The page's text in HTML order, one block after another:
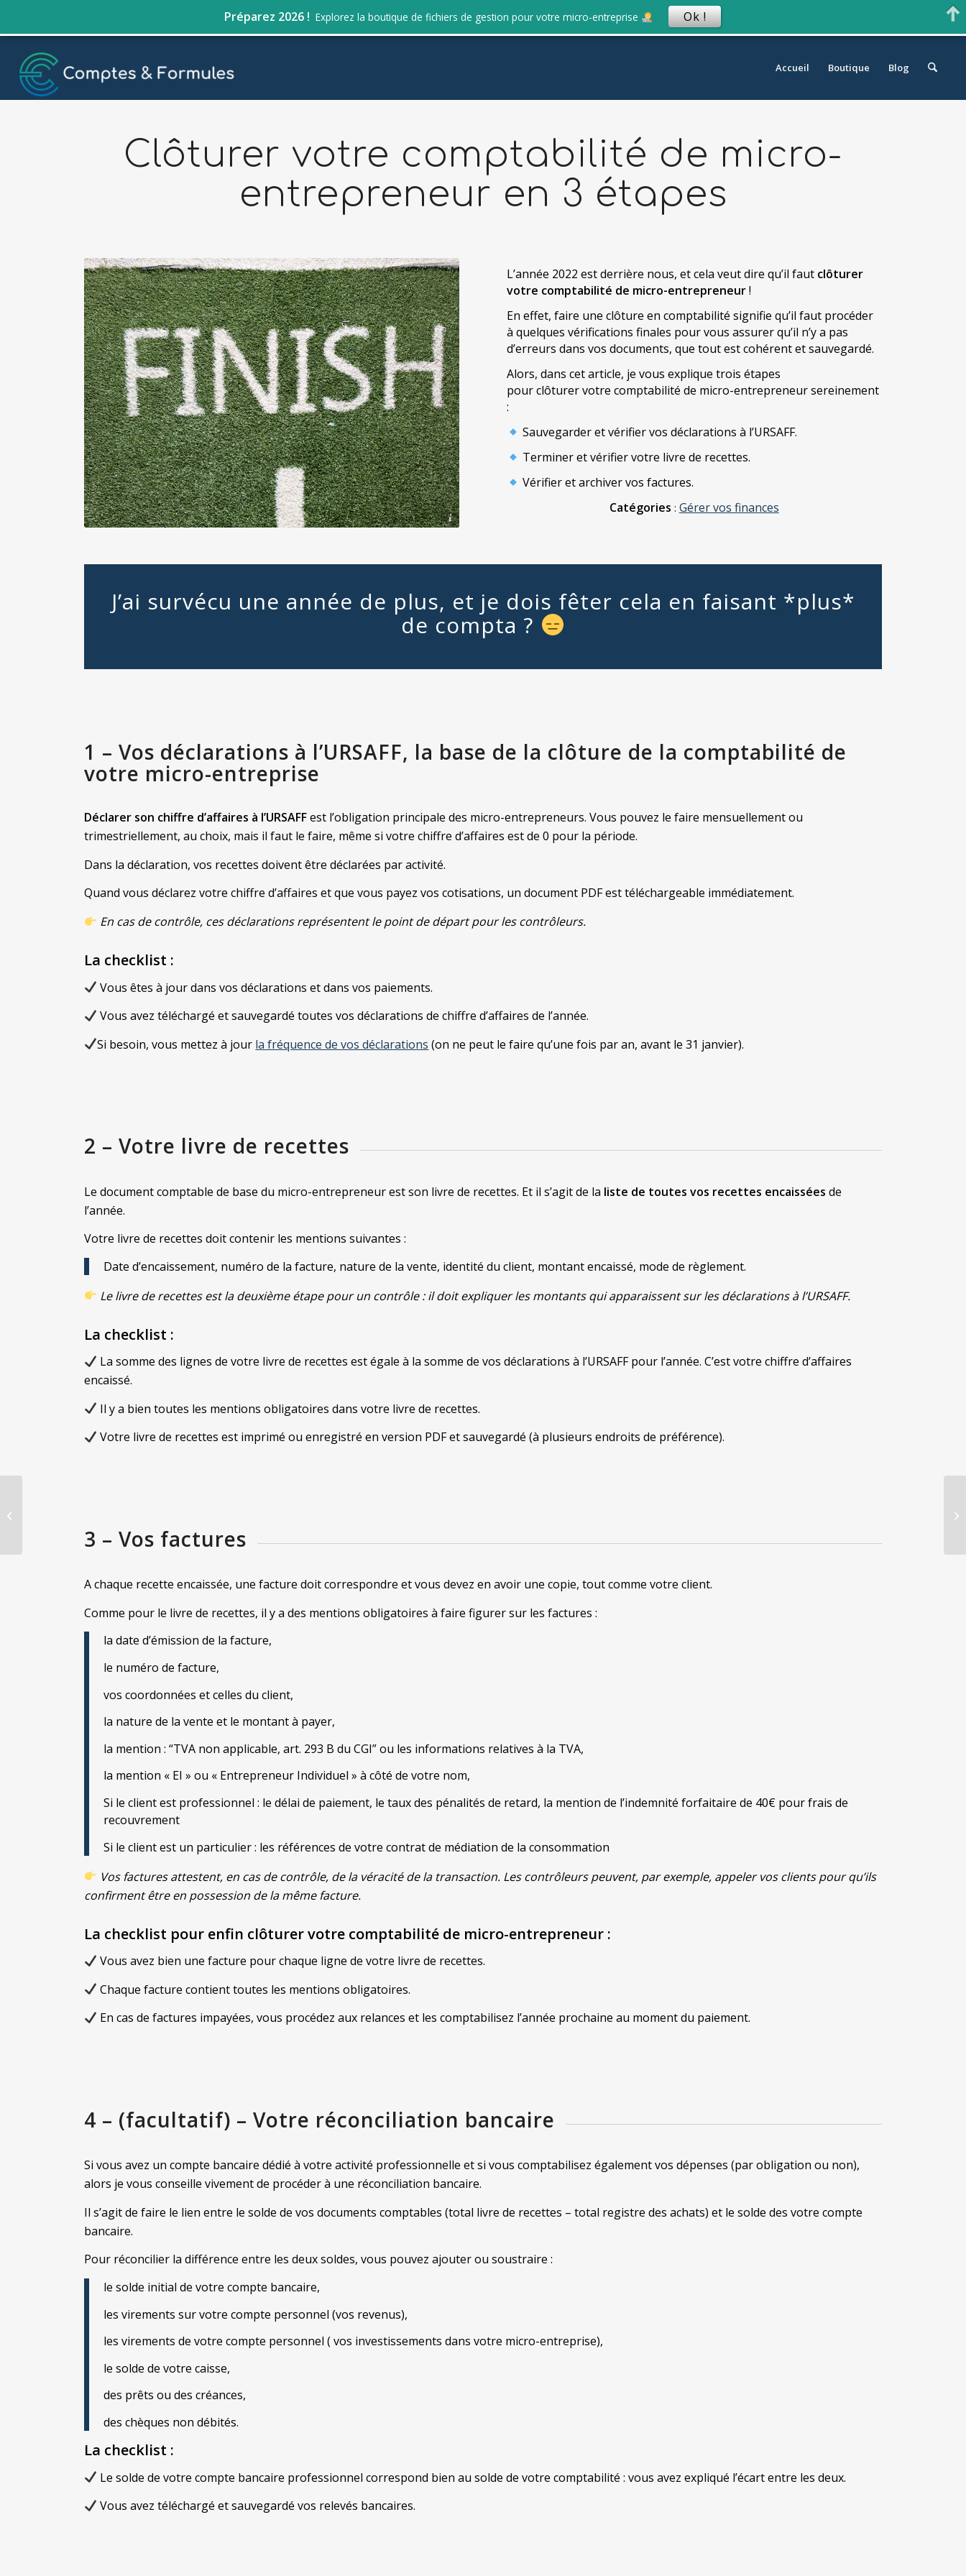
Accueil Boutique Blog
Clôturer votre comptabilité de micro-
entrepreneur en 3 étapes
a>
L’année 2022 est derrière nous, et cela veut dire qu’il faut clôturer
votre comptabilité de micro-entrepreneur!
En effet, faire une clôture en comptabilité signifie qu’il faut procéder
à quelques vérifications finales pour vous assurer qu’il n’y a pas
d’erreurs dans vos documents, que tout est cohérent et sauvegardé.
Alors, dans cet article, je vous explique trois étapes
pour clôturer votre comptabilité de micro-entrepreneur sereinement
:
Sauvegarder et vérifier vos déclarations à l’URSAFF.
Terminer et vérifier votre livre de recettes.
Vérifier et archiver vos factures.
Catégories : Gérer vos finances
J’ai survécu une année de plus, et je dois fêter cela en faisant *plus*
de compta ?
1 – Vos déclarations à l’URSAFF, la base de la clôture de la comptabilité de
votre micro-entreprise
Déclarer son chiffre d’affaires à l’URSAFFest l’obligation principale des micro-entrepreneurs. Vous pouvez le faire mensuellement ou
trimestriellement, au choix, mais il faut le faire, même si votre chiffre d’affaires est de 0 pour la période.
Dans la déclaration, vos recettes doivent être déclarées par activité.
Quand vous déclarez votre chiffre d’affaires et que vous payez vos cotisations, un document PDF est téléchargeable immédiatement.
En cas de contrôle, ces déclarations représentent le point de départ pour les contrôleurs.
La checklist :
Vous êtes à jour dans vos déclarations et dans vos paiements.
Vous avez téléchargé et sauvegardé toutes vos déclarations de chiffre d’affaires de l’année.
Si besoin, vous mettez à jour la fréquence de vos déclarations (on ne peut le faire qu’une fois par an, avant le 31 janvier).
2 – Votre livre de recettes
Le document comptable de base du micro-entrepreneur est son livre de recettes. Et il s’agit de la liste de toutes vos recettes encaissées de
l’année.
Votre livre de recettes doit contenir les mentions suivantes :
Date d’encaissement, numéro de la facture, nature de la vente, identité du client, montant encaissé, mode de règlement.
Le livre de recettes est la deuxième étape pour un contrôle : il doit expliquer les montants qui apparaissent sur les déclarations à l’URSAFF.
La checklist :
La somme des lignes de votre livre de recettes est égale à la somme de vos déclarations à l’URSAFF pour l’année. C’est votre chiffre d’affaires
encaissé.
Il y a bien toutes les mentions obligatoires dans votre livre de recettes.
Votre livre de recettes est imprimé ou enregistré en version PDF et sauvegardé (à plusieurs endroits de préférence).
3 – Vos factures
A chaque recette encaissée, une facture doit correspondre et vous devez en avoir une copie, tout comme votre client.
Comme pour le livre de recettes, il y a des mentions obligatoires à faire figurer sur les factures :
la date d’émission de la facture,
le numéro de facture,
vos coordonnées et celles du client,
la nature de la vente et le montant à payer,
la mention : “TVA non applicable, art. 293 B du CGI” ou les informations relatives à la TVA,
la mention « EI » ou « Entrepreneur Individuel » à côté de votre nom,
Si le client est professionnel : le délai de paiement, le taux des pénalités de retard, la mention de l’indemnité forfaitaire de 40€ pour frais de
recouvrement
Si le client est un particulier : les références de votre contrat de médiation de la consommation
Vos factures attestent, en cas de contrôle, de la véracité de la transaction. Les contrôleurs peuvent, par exemple, appeler vos clients pour qu’ils
confirment être en possession de la même facture.
La checklist pour enfin clôturer votre comptabilité de micro-entrepreneur :
Vous avez bien une facture pour chaque ligne de votre livre de recettes.
Chaque facture contient toutes les mentions obligatoires.
En cas de factures impayées, vous procédez aux relances et les comptabilisez l’année prochaine au moment du paiement.
4 – (facultatif) – Votre réconciliation bancaire
Si vous avez un compte bancaire dédié à votre activité professionnelle et si vous comptabilisez également vos dépenses (par obligation ou non),
alors je vous conseille vivement de procéder à une réconciliation bancaire.
Il s’agit de faire le lien entre le solde de vos documents comptables (total livre de recettes – total registre des achats) et le solde des votre compte
bancaire.
Pour réconcilier la différence entre les deux soldes, vous pouvez ajouter ou soustraire :
le solde initial de votre compte bancaire,
les virements sur votre compte personnel (vos revenus),
les virements de votre compte personnel ( vos investissements dans votre micro-entreprise),
le solde de votre caisse,
des prêts ou des créances,
des chèques non débités.
La checklist :
Le solde de votre compte bancaire professionnel correspond bien au solde de votre comptabilité : vous avez expliqué l’écart entre les deux.
Vous avez téléchargé et sauvegardé vos relevés bancaires.
indicateurs à suivre
Préparez 2026 ! Explorez la boutique de fichiers de gestion pour votre micro-entreprise Ok !